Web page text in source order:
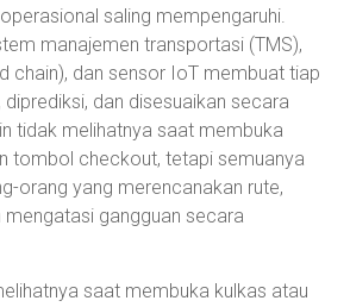
saling mempengaruhi.
manajemen transportasi (TMS),
chain), dan sensor IoT membuat tiap
dan disesuaikan secara
tidak melihatnya saat membuka
tombol checkout, tetapi semuanya
orang yang merencanakan rute,
gangguan secara
saat membuka kulkas atau